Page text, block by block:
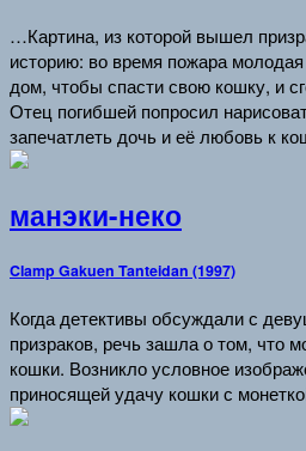
…Картина, из которой вышел
историю: во время пожара
дом, чтобы спасти свою кошку, и
Отец погибшей попросил
запечатлеть дочь и её любовь к
манэки-неко
Clamp Gakuen Tanteidan (1997)
Когда детективы обсуждали с
призраков, речь зашла о том, что
кошки. Возникло условное
приносящей удачу кошки с